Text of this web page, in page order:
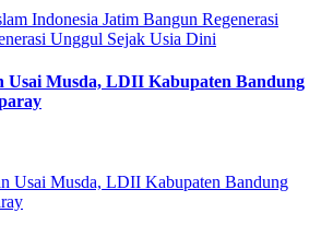
Usai Musda, LDII Kabupaten Bandung